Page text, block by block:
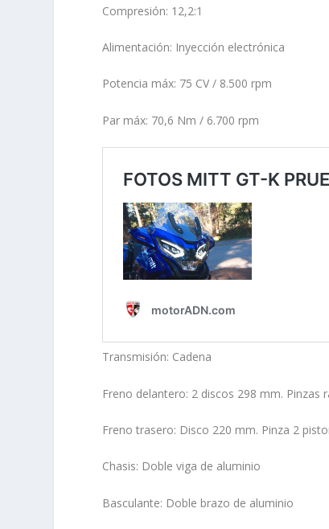
Compresión: 12,2:1
Alimentación: Inyección electrónica
Potencia máx: 75 CV / 8.500 rpm
Par máx: 70,6 Nm / 6.700 rpm
Transmisión: Cadena
Freno delantero: 2 discos 298 mm.
Freno trasero: Disco 220 mm. Pinza 2
Chasis: Doble viga de aluminio
Basculante: Doble brazo de aluminio